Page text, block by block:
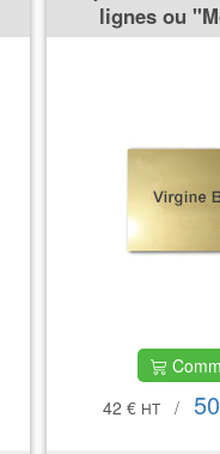
lignes ou
42 € HT /